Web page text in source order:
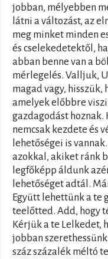
jobban, mélyebben
látni a változást, az
meg minket minden
és cselekedetektől,
abban benne van a
mérlegelés. Valljuk,
magad vagy,
amelyek előbbre
gazdagodást hoznak.
nemcsak kezdete és
lehetőségei is
azokkal, akiket ránk
legfőképp áldunk
lehetőséget adtál.
Együtt lehettünk a te
teelőtted. Add, hogy
Kérjük a te Lelkedet,
jobban
száz százalék méltó